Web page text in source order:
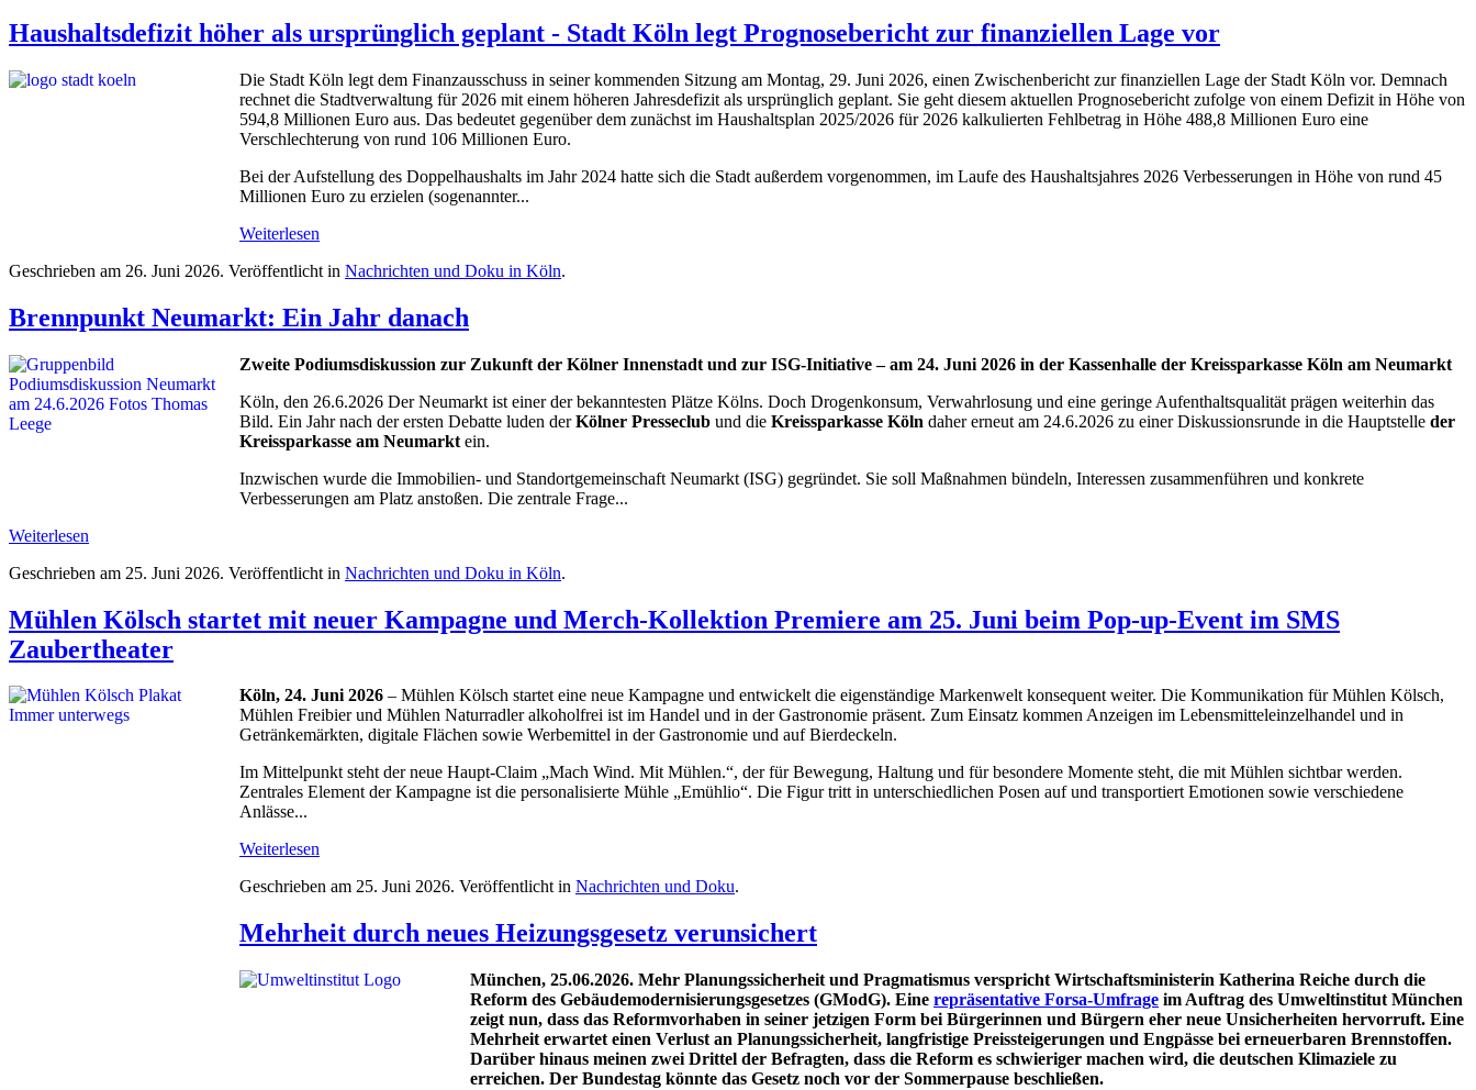
Haushaltsdefizit höher als ursprünglich geplant - Stadt Köln legt Prognosebericht zur finanziellen Lage vor
Die Stadt Köln legt dem Finanzausschuss in seiner kommenden Sitzung am Montag, 29. Juni 2026, einen Zwischenbericht zur finanziellen Lage der Stadt Köln vor. Demnach
rechnet die Stadtverwaltung für 2026 mit einem höheren Jahresdefizit als ursprünglich geplant. Sie geht diesem aktuellen Prognosebericht zufolge von einem Defizit in Höhe von
594,8 Millionen Euro aus. Das bedeutet gegenüber dem zunächst im Haushaltsplan 2025/2026 für 2026 kalkulierten Fehlbetrag in Höhe 488,8 Millionen Euro eine
Verschlechterung von rund 106 Millionen Euro.
Bei der Aufstellung des Doppelhaushalts im Jahr 2024 hatte sich die Stadt außerdem vorgenommen, im Laufe des Haushaltsjahres 2026 Verbesserungen in Höhe von rund 45
Millionen Euro zu erzielen (sogenannter...
Weiterlesen
Geschrieben am 26. Juni 2026. Veröffentlicht in Nachrichten und Doku in Köln.
Brennpunkt Neumarkt: Ein Jahr danach
Zweite Podiumsdiskussion zur Zukunft der Kölner Innenstadt und zur ISG-Initiative – am 24. Juni 2026 in der Kassenhalle der Kreissparkasse Köln am Neumarkt
Köln, den 26.6.2026 Der Neumarkt ist einer der bekanntesten Plätze Kölns. Doch Drogenkonsum, Verwahrlosung und eine geringe Aufenthaltsqualität prägen weiterhin das
Bild. Ein Jahr nach der ersten Debatte luden derKölner Presseclub und die Kreissparkasse Köln daher erneut am 24.6.2026 zu einer Diskussionsrunde in die Hauptstelle der
Kreissparkasse am Neumarkt ein.
Inzwischen wurde die Immobilien- und Standortgemeinschaft Neumarkt (ISG) gegründet. Sie soll Maßnahmen bündeln, Interessen zusammenführen und konkrete
Verbesserungen am Platz anstoßen. Die zentrale Frage...
Weiterlesen
Geschrieben am 25. Juni 2026. Veröffentlicht in Nachrichten und Doku in Köln.
Mühlen Kölsch startet mit neuer Kampagne und Merch-Kollektion Premiere am 25. Juni beim Pop-up-Event im SMS
Zaubertheater
Köln, 24. Juni 2026 – Mühlen Kölsch startet eine neue Kampagne und entwickelt die eigenständige Markenwelt konsequent weiter. Die Kommunikation für Mühlen Kölsch,
Mühlen Freibier und Mühlen Naturradler alkoholfrei ist im Handel und in der Gastronomie präsent. Zum Einsatz kommen Anzeigen im Lebensmitteleinzelhandel und in
Getränkemärkten, digitale Flächen sowie Werbemittel in der Gastronomie und auf Bierdeckeln.
Im Mittelpunkt steht der neue Haupt-Claim „Mach Wind. Mit Mühlen.“, der für Bewegung, Haltung und für besondere Momente steht, die mit Mühlen sichtbar werden.
Zentrales Element der Kampagne ist die personalisierte Mühle „Emühlio“. Die Figur tritt in unterschiedlichen Posen auf und transportiert Emotionen sowie verschiedene
Anlässe...
Weiterlesen
Geschrieben am 25. Juni 2026. Veröffentlicht in Nachrichten und Doku.
Mehrheit durch neues Heizungsgesetz verunsichert
München, 25.06.2026. Mehr Planungssicherheit und Pragmatismus verspricht Wirtschaftsministerin Katherina Reiche durch die
Reform des Gebäudemodernisierungsgesetzes (GModG). Eine repräsentative Forsa-Umfrage im Auftrag des Umweltinstitut München
zeigt nun, dass das Reformvorhaben in seiner jetzigen Form bei Bürgerinnen und Bürgern eher neue Unsicherheiten hervorruft. Eine
Mehrheit erwartet einen Verlust an Planungssicherheit, langfristige Preissteigerungen und Engpässe bei erneuerbaren Brennstoffen.
Darüber hinaus meinen zwei Drittel der Befragten, dass die Reform es schwieriger machen wird, die deutschen Klimaziele zu
erreichen. Der Bundestag könnte das Gesetz noch vor der Sommerpause beschließen.